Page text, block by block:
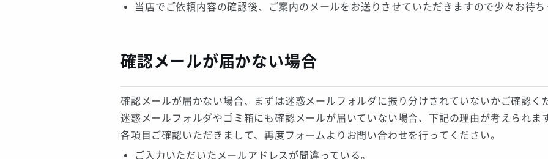
当店でご依頼内容の確認後、ご案内のメールをお送りさせていただきますので少々お待ち
確認メールが届かない場合
確認メールが届かない場合、まずは迷惑メールフォルダ に振り分けされていないかご確認く
迷惑メールフォルダやゴミ箱にも確認メールが届いていない場合、下記の理由が考えられま
各項目ご確認いただきまして、再度フォームよりお問い合わせを行ってください。
ご入力いただいたメールアドレスが間違っている。